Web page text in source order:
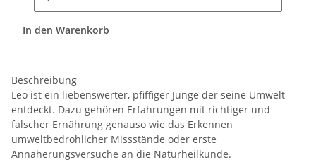
In den Warenkorb
Beschreibung
Leo ist ein liebenswerter, pfiffiger Junge der seine Umwelt
entdeckt. Dazu gehören Erfahrungen mit richtiger und
falscher Ernährung genauso wie das Erkennen
umweltbedrohlicher Missstände oder erste
Annäherungsversuche an die Naturheilkunde.